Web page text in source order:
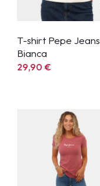
T-shirt Pepe Jeans
Bianca
29,90€